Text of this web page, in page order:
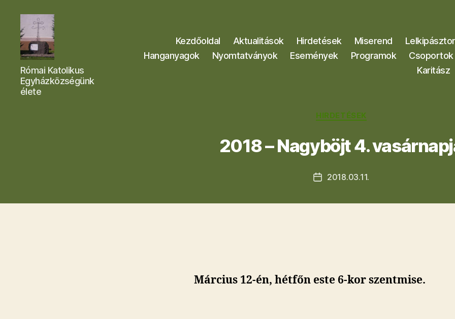
Letkési
Egyházközség
Római Katolikus
Egyházközségünk
élete
Kezdőoldal Aktualitások Hirdetések Miserend
Hanganyagok
Nyomtatványok Események Programok Csoportok
Karitász
Kategóriák
HIRDETÉSEK
2018 – Nagyböjt 4.
Bejegyzés
2018.03.11.
Március 12-én, hétfőn este 6-kor szentmise.